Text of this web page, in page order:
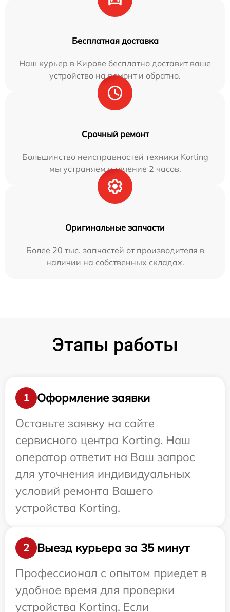
Бесплатная доставка
Наш курьер в Кирове бесплатно доставит ваше
устройство на ремонт и обратно.
Срочный ремонт
Большинство неисправностей техники Korting
мы устраняем в течение 2 часов.
Оригинальные запчасти
Более 20 тыс. запчастей от производителя в
наличии на собственных складах.
Этапы работы
1
Оформление заявки
Оставьте заявку на сайте
сервисного центра Korting. Наш
оператор ответит на Ваш запрос
для уточнения индивидуальных
условий ремонта Вашего
устройства Korting.
2
Выезд курьера за 35 минут
Профессионал с опытом приедет в
удобное время для проверки
устройства Korting. Если